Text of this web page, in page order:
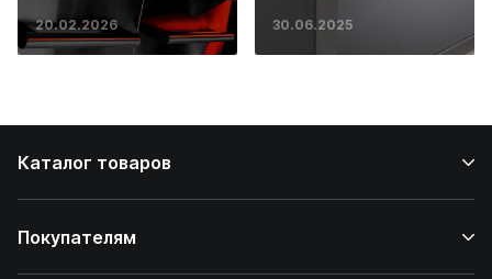
основ инженерии
до ресторанных
20.02.2026 30.06.2025
Каталог товаров
Покупателям